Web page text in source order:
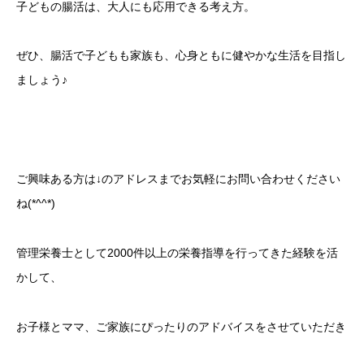
子どもの腸活は、大人にも応用できる考え方。
ぜひ、腸活で子どもも家族も、心身ともに健やかな生活を目指し
ましょう♪
ご興味ある方は↓のアドレスまでお気軽にお問い合わせください
ね(*^^*)
管理栄養士として2000件以上の栄養指導を行ってきた経験を活
かして、
お子様とママ、ご家族にぴったりのアドバイスをさせていただき